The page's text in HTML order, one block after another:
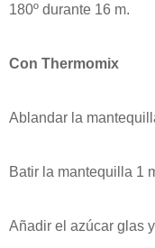
180º durante 16 m.
Con Thermomix
Ablandar la
Batir la mantequilla 1
Añadir el azúcar glas